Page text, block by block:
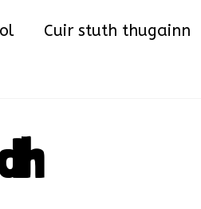
Cuir stuth thugainn